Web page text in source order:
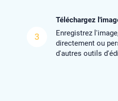
3
Téléchargez
Enregistrez
directement ou
d'autres outils